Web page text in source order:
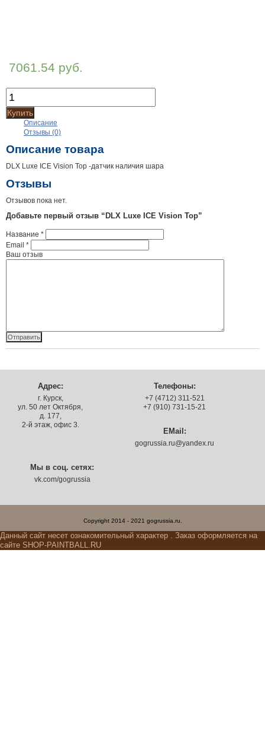
7061.54 руб.
Купить
Описание
Отзывы (0)
Описание товара
DLX Luxe ICE Vision Top -датчик наличия шара
Отзывы
Отзывов пока нет.
Добавьте первый отзыв “DLX Luxe ICE Vision Top”
Название *
Email *
Ваш отзыв
Адрес:
г. Курск,
ул. 50 лет Октября,
д. 177,
2-й этаж, офис 3.
Телефоны:
+7 (4712) 311-521
+7 (910) 731-15-21
EMail:
gogrussia.ru@yandex.ru
Мы в соц. сетях:
vk.com/gogrussia
Copyright 2014 - 2021 gogrussia.ru.
Данный сайт несет ознакомительный характер . Заказ оформляется на
сайте SHOP-PAINTBALL.RU